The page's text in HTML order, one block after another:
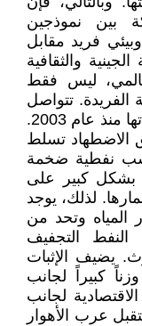
بين نموذجين
فريد مقابل
والثقافية
ليس فقط
الفريدة. تتواصل
جهود إعادة غمر الأهوار بالمياه واستعادتها منذ عام 2003.
الاضطهاد تسلط
نفطية ضخمة
بشكل كبير على
لذلك، يوجد
المياه وتحد من
النفط التجفيف
يضيف الإثبات
كبيراً لجانب
لجانب
عرب الأهوار